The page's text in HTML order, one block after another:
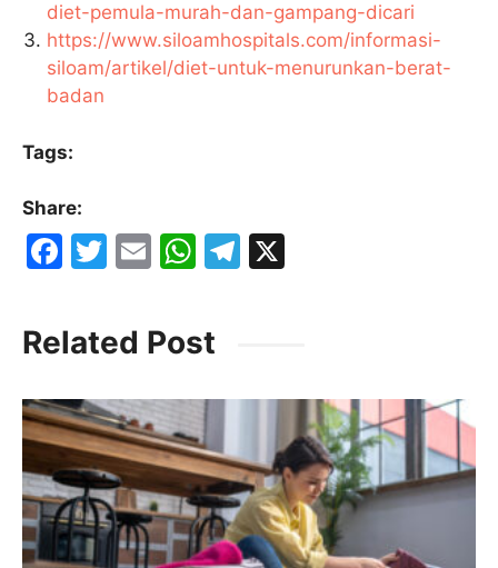
diet-pemula-murah-dan-gampang-dicari
https://www.siloamhospitals.com/informasi-
siloam/artikel/diet-untuk-menurunkan-berat-
badan
Tags:
Share:
F
c
e
b
o
o
k
T
itt
er
E
ai
l
W
at
s
A
p
p
T
a
Related Post